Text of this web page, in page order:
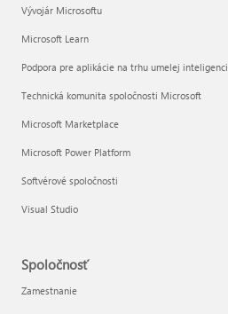
Vývojár Microsoftu
Microsoft Learn
Podpora pre aplikácie na trhu umelej
Technická komunita spoločnosti Microsoft
Microsoft Marketplace
Microsoft Power Platform
Softvérové spoločnosti
Visual Studio
Spoločnosť
Zamestnanie